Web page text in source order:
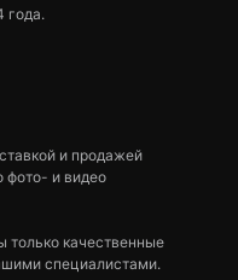
года.
и продажей
фото- и видео
только качественные
специалистами.